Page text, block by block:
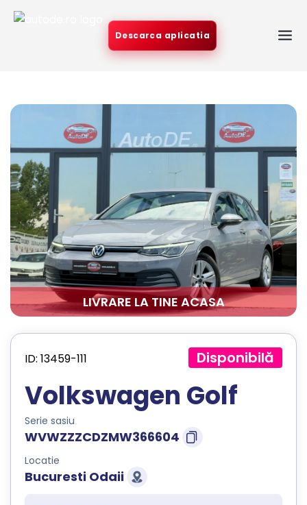
Descarca aplicatia
LIVRARE LA TINE ACASA
ID: 13459-111 Disponibilă
Volkswagen Golf
Serie sasiu
WVWZZZCDZMW366604
Locatie
Bucuresti Odaii